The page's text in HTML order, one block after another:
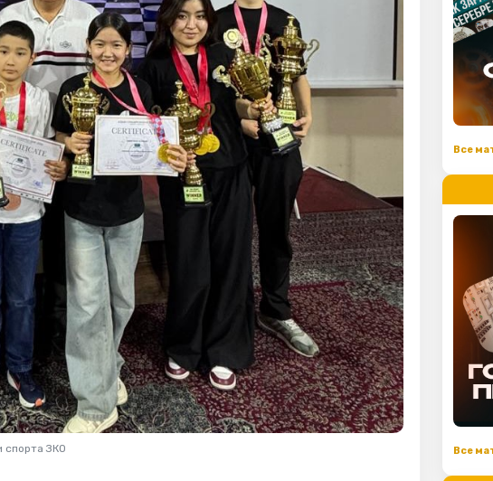
спорта ЗКО
Все
Все